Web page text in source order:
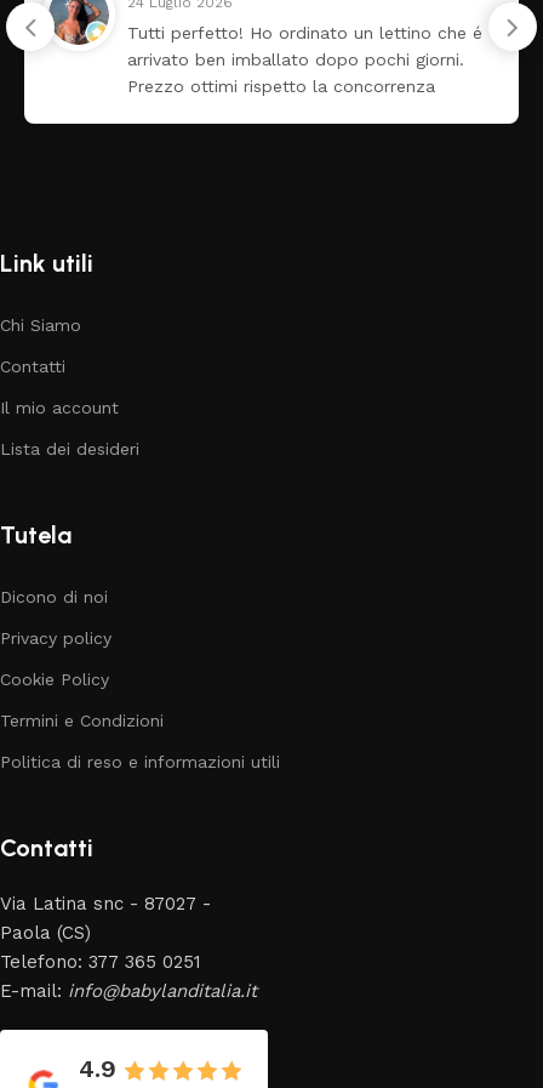
Tutti perfetto! Ho ordinato un lettino che é
arrivato ben imballato dopo pochi giorni.
Prezzo ottimi rispetto la concorrenza
Link utili
Chi Siamo
Contatti
Il mio account
Lista dei desideri
Tutela
Dicono di noi
Privacy policy
Cookie Policy
Termini e Condizioni
Politica di reso e informazioni utili
Contatti
Via Latina snc - 87027 -
Paola (CS)
Telefono: 377 365 0251
E-mail: info@babylanditalia.it
4.9